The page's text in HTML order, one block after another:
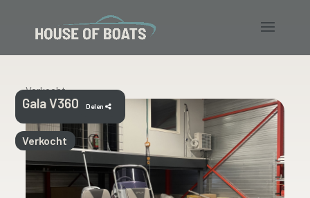
Verkocht
Verkocht
Gala V360 Delen